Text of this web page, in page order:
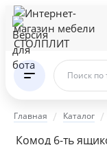
Поиск по
Главная Каталог
Комод 6-ть